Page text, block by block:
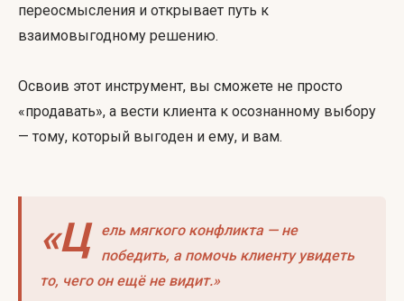
переосмысления и открывает путь к
взаимовыгодному решению.
Освоив этот инструмент, вы сможете не просто
«продавать», а вести клиента к осознанному выбору
— тому, который выгоден и ему, и вам.
«Ц
ель мягкого конфликта — не
победить, а помочь клиенту увидеть
то, чего он ещё не видит.»